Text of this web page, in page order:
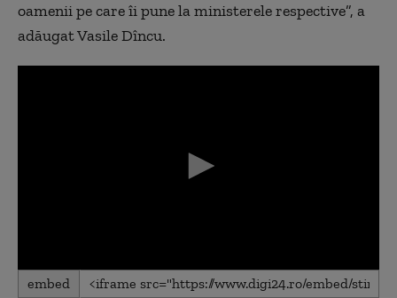
oamenii pe care îi pune la ministerele respective”, a
adăugat Vasile Dîncu.
0
seconds
embed